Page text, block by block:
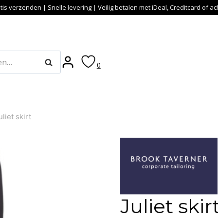
verzenden | Snelle levering | Veilig betalen met iDeal, Creditcard of
Zoeken 0
skirt
Juliet